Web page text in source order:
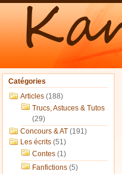
Catégories
Articles (188)
Trucs, Astuces & Tutos
(29)
Concours & AT (191)
Les écrits (51)
Contes (1)
Fanfictions (5)